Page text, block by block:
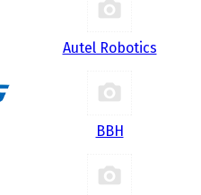
Autel Robotics
BBH